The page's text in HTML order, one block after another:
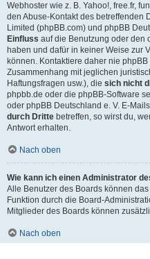
Webhoster wie z. B. Yahoo!, free.fr,
den Abuse-Kontakt des betreffenden
Limited (phpBB.com) und phpBB
Einfluss auf die Benutzung oder den
haben und dafür in keiner Weise zur
können. Kontaktiere daher nie
Zusammenhang mit jeglichen
Haftungsfragen usw.), die sich nicht
phpbb.de oder die phpBB-Software
oder phpBB Deutschland e. V. E-
durch Dritte betreffen, so wirst du,
Antwort erhalten.
Nach oben
Wie kann ich einen Administrator
Alle Benutzer des Boards können
Funktion durch die Board-
Mitglieder des Boards können
Nach oben